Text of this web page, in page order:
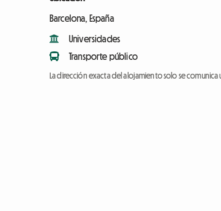
Barcelona, España
Universidades
Transporte público
La dirección exacta del alojamiento solo se comunica